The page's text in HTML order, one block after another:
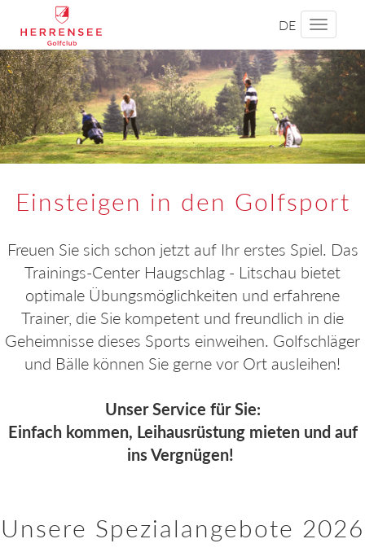
DE
Toggle
Einsteigen in den Golfsport
Freuen Sie sich schon jetzt auf Ihr erstes Spiel. Das
Trainings-Center Haugschlag - Litschau bietet
optimale Übungsmöglichkeiten und erfahrene
Trainer, die Sie kompetent und freundlich in die
Geheimnisse dieses Sports einweihen. Golfschläger
und Bälle können Sie gerne vor Ort ausleihen!
Unser Service für Sie:
Einfach kommen, Leihausrüstung mieten und auf
ins Vergnügen!
Unsere Spezialangebote 2026